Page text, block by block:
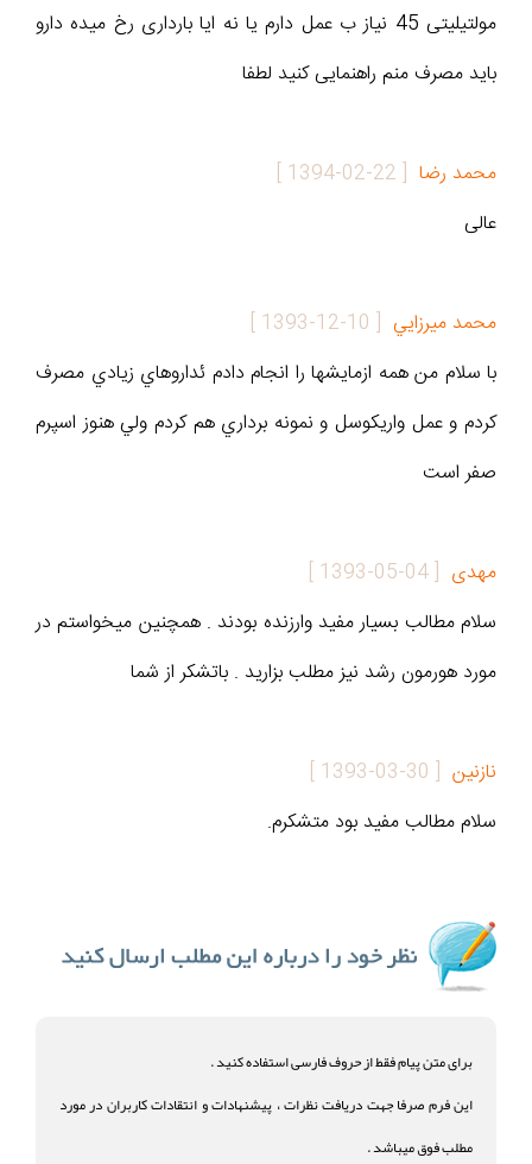
مولتیلیتی 45 نیاز ب عمل دارم یا نه ایا بارداری رخ میده دارو
باید مصرف منم راهنمایی کنید لطفا
محمد رضا [
1394-02-22
]
عالی
محمد ميرزايي [
1393-12-10
]
با سلام من همه ازمايشها را انجام دادم ئداروهاي زيادي مصرف
كردم و عمل واريكوسل و نمونه برداري هم كردم ولي هنوز اسپرم
صفر است
مهدی [
1393-05-04
]
سلام مطالب بسیار مفید وارزنده بودند . همچنین میخواستم در
مورد هورمون رشد نیز مطلب بزارید . باتشکر از شما
نازنين [
1393-03-30
]
سلام مطالب مفيد بود متشکرم.
برای متن پیام فقط از حروف فارسی استفاده کنید .
این فرم صرفا جهت دریافت نظرات ، پیشنهادات و انتقادات کاربران در مورد
مطلب فوق میباشد .